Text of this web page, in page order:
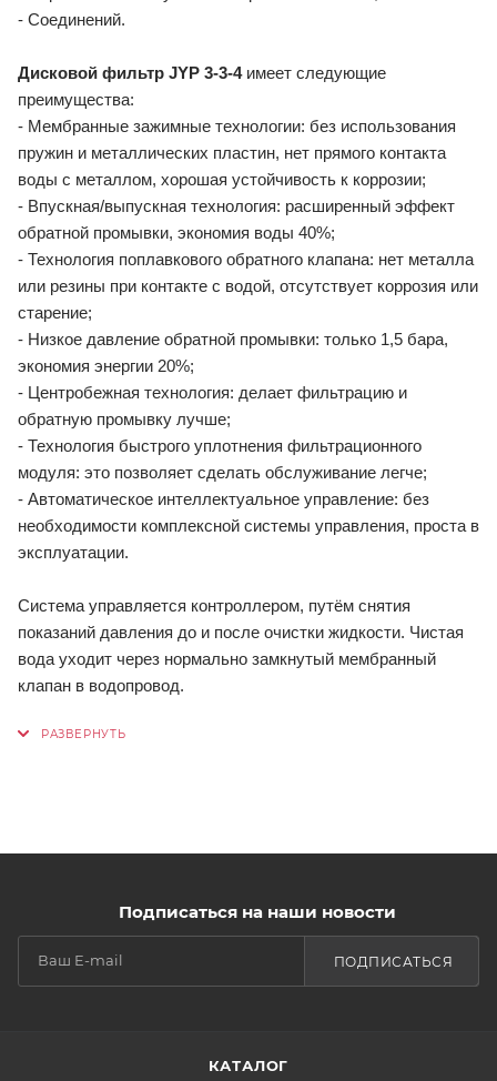
- Соединений.
Дисковой фильтр JYP 3-3-4имеет следующие
преимущества:
- Мембранные зажимные технологии: без использования
пружин и металлических пластин, нет прямого контакта
воды с металлом, хорошая устойчивость к коррозии;
- Впускная/выпускная технология: расширенный эффект
обратной промывки, экономия воды 40%;
- Технология поплавкового обратного клапана: нет металла
или резины при контакте с водой, отсутствует коррозия или
старение;
- Низкое давление обратной промывки: только 1,5 бара,
экономия энергии 20%;
- Центробежная технология: делает фильтрацию и
обратную промывку лучше;
- Технология быстрого уплотнения фильтрационного
модуля: это позволяет сделать обслуживание легче;
- Автоматическое интеллектуальное управление: без
необходимости комплексной системы управления, проста в
эксплуатации.
Система управляется контроллером, путём снятия
показаний давления до и после очистки жидкости. Чистая
вода уходит через нормально замкнутый мембранный
клапан в водопровод.
Подписаться на наши новости
ПОДПИСАТЬСЯ
КАТАЛОГ